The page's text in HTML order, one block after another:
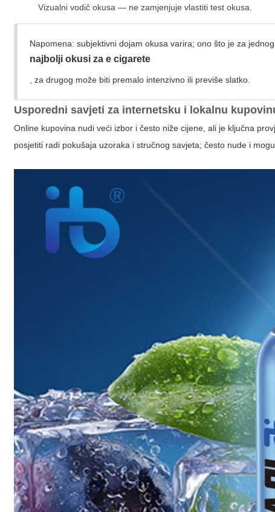
Vizualni vodič okusa — ne zamjenjuje vlastiti test okusa.
Napomena: subjektivni dojam okusa varira; ono što je za
najbolji okusi za e cigarete
, za drugog može biti premalo intenzivno ili previše slatko.
Usporedni savjeti za internetsku i lokalnu
Online kupovina nudi veći izbor i često niže cijene, ali je ključna
posjetiti radi pokušaja uzoraka i stručnog savjeta; često nude i